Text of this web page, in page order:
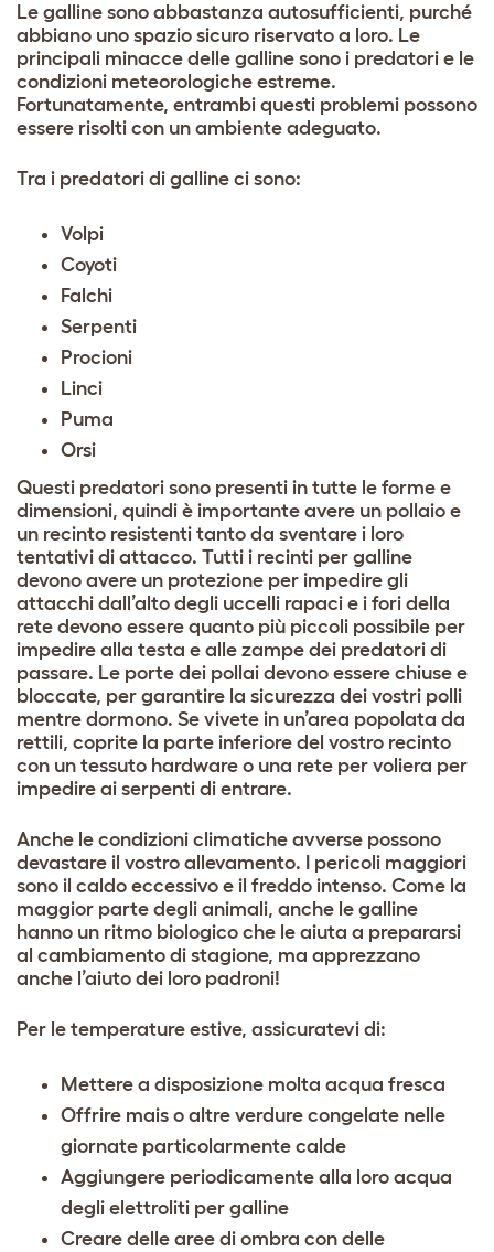
Le galline sono abbastanza autosufficienti, purché
abbiano uno spazio sicuro riservato a loro. Le
principali minacce delle galline sono i predatori e le
condizioni meteorologiche estreme.
Fortunatamente, entrambi questi problemi possono
essere risolti con un ambiente adeguato.
Tra i predatori di galline ci sono:
Volpi
Coyoti
Falchi
Serpenti
Procioni
Linci
Puma
Orsi
Questi predatori sono presenti in tutte le forme e
dimensioni, quindi è importante avere un pollaio e
un recinto resistenti tanto da sventare i loro
tentativi di attacco. Tutti i recinti per galline
devono avere un protezione per impedire gli
attacchi dall’alto degli uccelli rapaci e i fori della
rete devono essere quanto più piccoli possibile per
impedire alla testa e alle zampe dei predatori di
passare. Le porte dei pollai devono essere chiuse e
bloccate, per garantire la sicurezza dei vostri polli
mentre dormono. Se vivete in un’area popolata da
rettili, coprite la parte inferiore del vostro recinto
con un tessuto hardware o una rete per voliera per
impedire ai serpenti di entrare.
Anche le condizioni climatiche avverse possono
devastare il vostro allevamento. I pericoli maggiori
sono il caldo eccessivo e il freddo intenso. Come la
maggior parte degli animali, anche le galline
hanno un ritmo biologico che le aiuta a prepararsi
al cambiamento di stagione, ma apprezzano
anche l’aiuto dei loro padroni!
Per le temperature estive, assicuratevi di:
Mettere a disposizione molta acqua fresca
Offrire mais o altre verdure congelate nelle
giornate particolarmente calde
Aggiungere periodicamente alla loro acqua
degli elettroliti per galline
Creare delle aree di ombra con delle